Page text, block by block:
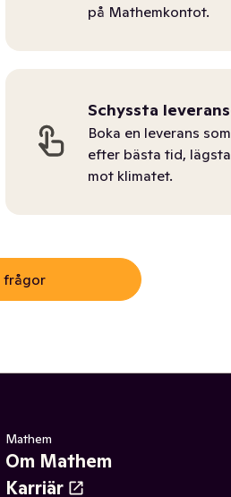
på Mathemkontot.
Schyssta
Boka en leverans
efter bästa tid,
mot klimatet.
frågor
Mathem
Om Mathem
Karriär